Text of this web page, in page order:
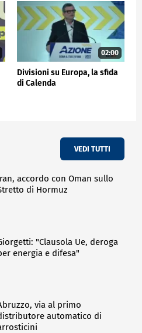
se Trump verrà eletto
sarà sola, per questo anche
così importanti - ha
di costruire un fronte di
assumersi la responsabilità
02:00
Divisioni su Europa, la sfida
di Calenda
VEDI TUTTI
accordo con Oman sullo
di Hormuz
"Clausola Ue, deroga
energia e difesa"
via al primo
automatico di